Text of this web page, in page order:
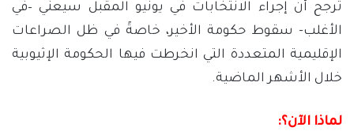
ترجح أن إجراء الانتخابات في يونيو المقبل سيعني –في
الأغلب- سقوط حكومة الأخير، خاصةً في ظل الصراعات
الإقليمية المتعددة التي انخرطت فيها الحكومة الإثيوبية
خلال الأشهر الماضية.
لماذا الآن؟: